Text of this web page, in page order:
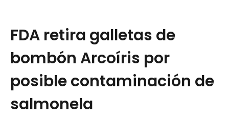
FDA retira galletas de
bombón Arcoíris por
posible contaminación de
salmonela